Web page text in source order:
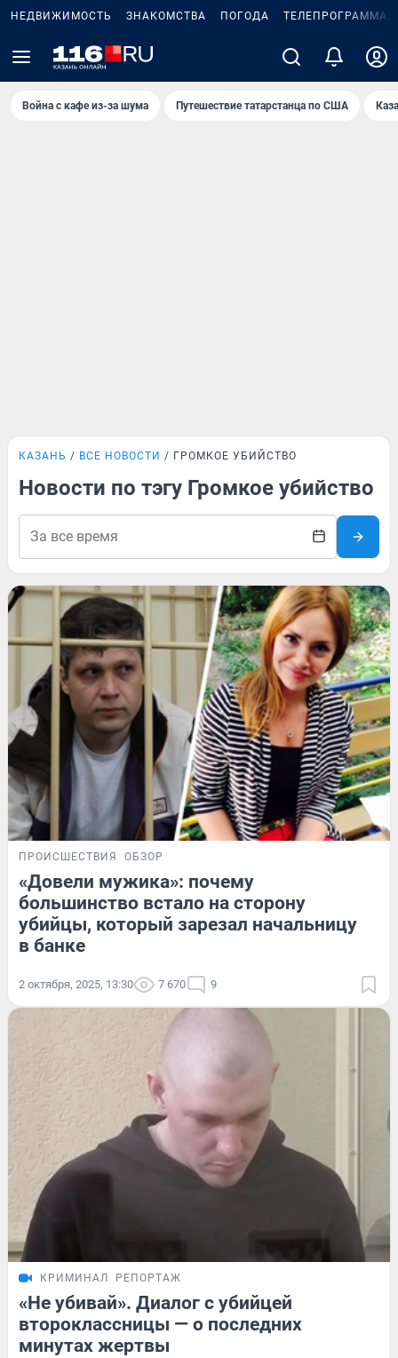
НЕДВИЖИМОСТЬ ЗНАКОМСТВА ПОГОДА ТЕЛЕПРОГРАММА
Война с кафе из-за шума Путешествие татарстанца по США
КАЗАНЬ ВСЕ НОВОСТИ ГРОМКОЕ УБИЙСТВО
Новости по тэгу Громкое убийство
ПРОИСШЕСТВИЯ ОБЗОР
«Довели мужика»: почему
большинство встало на сторону
убийцы, который зарезал начальницу
в банке
2 октября, 2025, 13:30 7 670 9
КРИМИНАЛ РЕПОРТАЖ
«Не убивай». Диалог с убийцей
второклассницы — о последних
минутах жертвы